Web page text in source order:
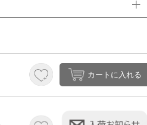
カートに入れる